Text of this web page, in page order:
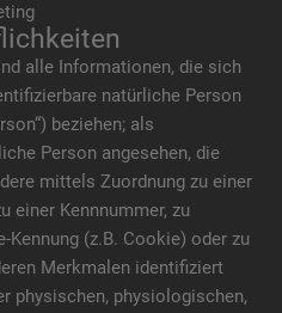
alle Informationen, die sich
natürliche Person
beziehen; als
Person angesehen, die
mittels Zuordnung zu einer
einer Kennnummer, zu
Kennung (z.B. Cookie) oder zu
Merkmalen identifiziert
physischen, physiologischen,